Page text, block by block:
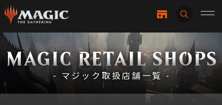
MAGIC RETAIL SHOPS
- マジック取扱店舗一覧 -